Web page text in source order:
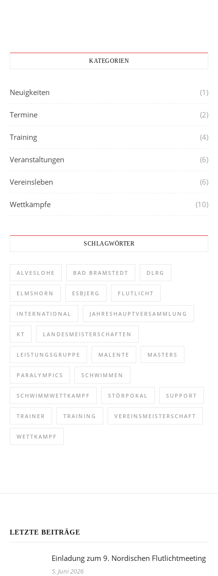
KATEGORIEN
Neuigkeiten (1)
Termine (2)
Training (4)
Veranstaltungen (6)
Vereinsleben (6)
Wettkämpfe (10)
SCHLAGWÖRTER
ALVESLOHE BAD BRAMSTEDT DLRG
ELMSHORN ESBJERG FLUTLICHT
INTERNATIONAL JAHRESHAUPTVERSAMMLUNG
KT LANDESMEISTERSCHAFTEN
LEISTUNGSGRUPPE MALENTE MASTERS
PARALYMPICS SCHWIMMEN
SCHWIMMWETTKAMPF STÖRPOKAL SUPPORT
TRAINER TRAINING VEREINSMEISTERSCHAFT
WETTKAMPF
LETZTE BEITRÄGE
Einladung zum 9. Nordischen Flutlichtmeeting
5. Juni 2026